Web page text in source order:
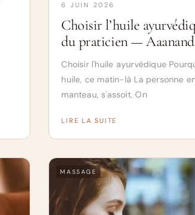
6 JUIN 2026
Choisir l’huile
du praticien —
Choisir l'huile ayurvédique
huile, ce matin-là La personne
manteau, s'assoit. On
LIRE LA SUITE
MASSAGE